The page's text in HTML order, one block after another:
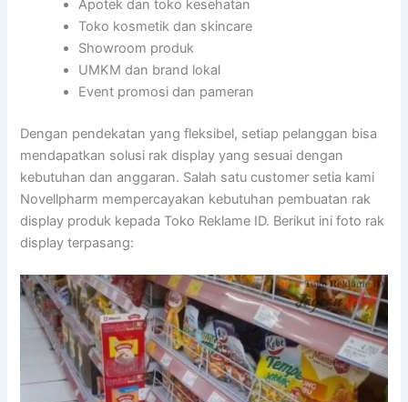
Apotek dan toko kesehatan
Toko kosmetik dan skincare
Showroom produk
UMKM dan brand lokal
Event promosi dan pameran
Dengan pendekatan yang fleksibel, setiap pelanggan bisa
mendapatkan solusi rak display yang sesuai dengan
kebutuhan dan anggaran. Salah satu customer setia kami
Novellpharm mempercayakan kebutuhan pembuatan rak
display produk kepada Toko Reklame ID. Berikut ini foto rak
display terpasang: